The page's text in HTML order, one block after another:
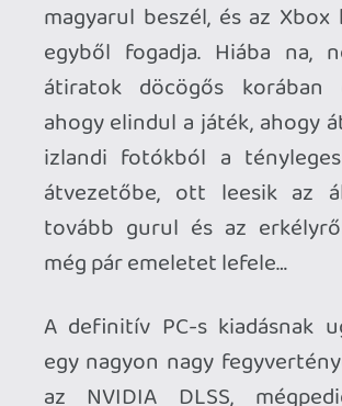
csak éppen mozgásban. Hihetetlen sima
és folyamatos az összkép. Mindezt pedig
egy RTX2060-as Geforce chipsettel
szerelt notebookon, 30-60 FPS közötti
teljesítménnyel. Persze az élményhez
sokat hozzátesz, hogy a 4K felbontás 15
colos noti monitoron eleve jó nagy
pixelsűrűséget feltételez, de akkor is - a
látvány letaglózó. Legyen szó hegyi
túráról, közeli nagytotálokkal teletűzdelt
belső terekről, technokrata
kell! Ha a nextgen gépek ezt a
tisztaságot, már-már Hi-Fi szerű képi
megjelenítést tudják majd csuklóból